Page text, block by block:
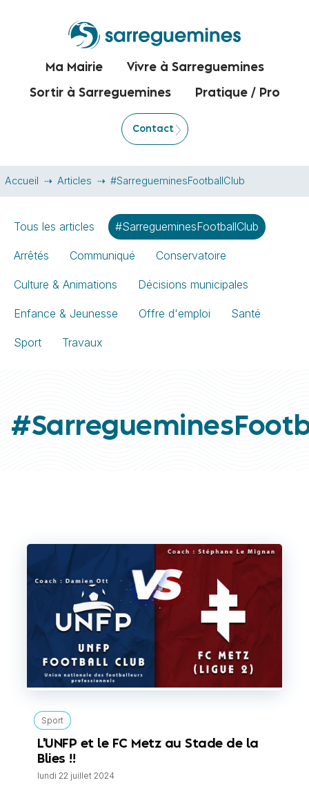
Ma Mairie Vivre à Sarreguemines
Sortir à Sarreguemines Pratique / Pro
Contact
Accueil Articles #SarregueminesFootballClub
Tous les articles #SarregueminesFootballClub
Arrêtés Communiqué Conservatoire
Culture & Animations Décisions municipales
Enfance & Jeunesse Offre d'emploi Santé
Sport Travaux
Sport
L'UNFP et le FC Metz au Stade de la
Blies !!
lundi 22 juillet 2024